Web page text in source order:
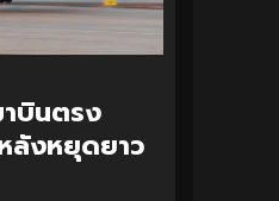
บินตรง
ลังหยุดยาว